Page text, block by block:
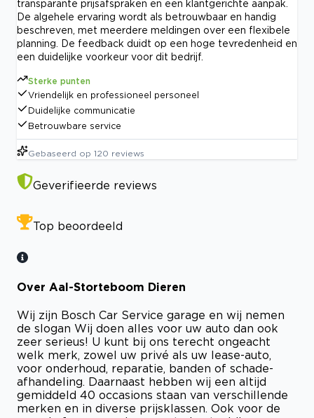
transparante prijsafspraken en een klantgerichte aanpak.
De algehele ervaring wordt als betrouwbaar en handig
beschreven, met meerdere meldingen over een flexibele
planning. De feedback duidt op een hoge tevredenheid en
een duidelijke voorkeur voor dit bedrijf.
Sterke punten
Vriendelijk en professioneel personeel
Duidelijke communicatie
Betrouwbare service
Gebaseerd op 120 reviews
Geverifieerde reviews
Top beoordeeld
Over Aal-Storteboom Dieren
Wij zijn Bosch Car Service garage en wij nemen
de slogan Wij doen alles voor uw auto dan ook
zeer serieus! U kunt bij ons terecht ongeacht
welk merk, zowel uw privé als uw lease-auto,
voor onderhoud, reparatie, banden of schade-
afhandeling. Daarnaast hebben wij een altijd
gemiddeld 40 occasions staan van verschillende
merken en in diverse prijsklassen. Ook voor de